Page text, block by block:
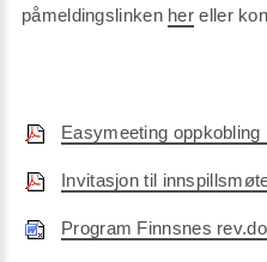
påmeldingslinken her eller
Easymeeting
Invitasjon til
Program Finnsnes